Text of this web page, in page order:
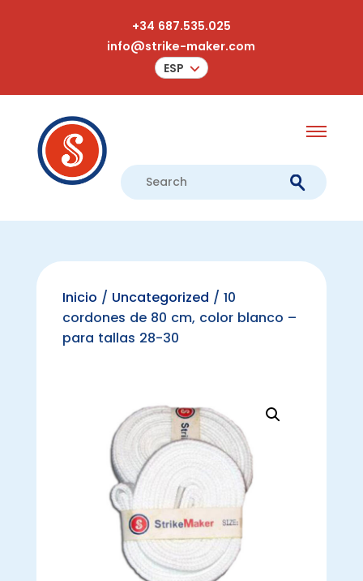
+34 687.535.025
info@strike-maker.com
ESP
Inicio / Uncategorized / 10
cordones de 80 cm, color blanco –
para tallas 28-30